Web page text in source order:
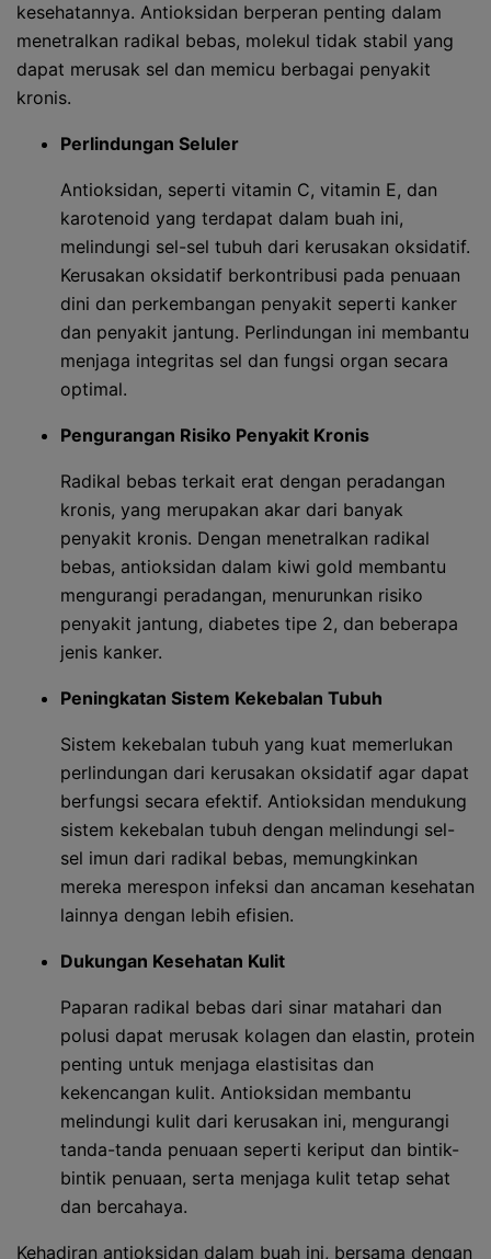
kesehatannya. Antioksidan berperan penting dalam
menetralkan radikal bebas, molekul tidak stabil yang
dapat merusak sel dan memicu berbagai penyakit
kronis.
Perlindungan Seluler
Antioksidan, seperti vitamin C, vitamin E, dan
karotenoid yang terdapat dalam buah ini,
melindungi sel-sel tubuh dari kerusakan oksidatif.
Kerusakan oksidatif berkontribusi pada penuaan
dini dan perkembangan penyakit seperti kanker
dan penyakit jantung. Perlindungan ini membantu
menjaga integritas sel dan fungsi organ secara
optimal.
Pengurangan Risiko Penyakit Kronis
Radikal bebas terkait erat dengan peradangan
kronis, yang merupakan akar dari banyak
penyakit kronis. Dengan menetralkan radikal
bebas, antioksidan dalam kiwi gold membantu
mengurangi peradangan, menurunkan risiko
penyakit jantung, diabetes tipe 2, dan beberapa
jenis kanker.
Peningkatan Sistem Kekebalan Tubuh
Sistem kekebalan tubuh yang kuat memerlukan
perlindungan dari kerusakan oksidatif agar dapat
berfungsi secara efektif. Antioksidan mendukung
sistem kekebalan tubuh dengan melindungi sel-
sel imun dari radikal bebas, memungkinkan
mereka merespon infeksi dan ancaman kesehatan
lainnya dengan lebih efisien.
Dukungan Kesehatan Kulit
Paparan radikal bebas dari sinar matahari dan
polusi dapat merusak kolagen dan elastin, protein
penting untuk menjaga elastisitas dan
kekencangan kulit. Antioksidan membantu
melindungi kulit dari kerusakan ini, mengurangi
tanda-tanda penuaan seperti keriput dan bintik-
bintik penuaan, serta menjaga kulit tetap sehat
dan bercahaya.
Kehadiran antioksidan dalam buah ini, bersama dengan